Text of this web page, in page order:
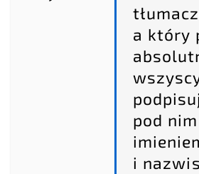
a który
pod
i